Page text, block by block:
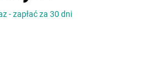
- zapłać za 30 dni